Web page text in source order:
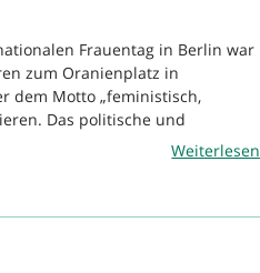
Frauentag in Berlin war
zum Oranienplatz in
dem Motto „feministisch,
Das politische und
Weiterlesen